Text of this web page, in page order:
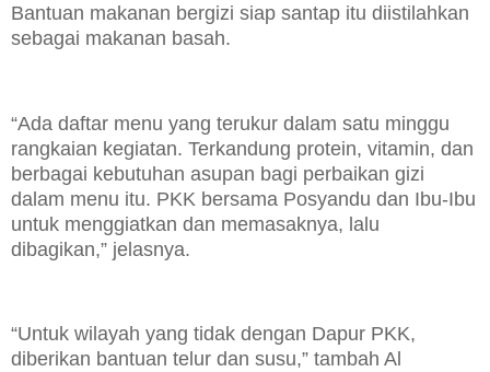
Bantuan makanan bergizi siap santap itu diistilahkan
sebagai makanan basah.
“Ada daftar menu yang terukur dalam satu minggu
rangkaian kegiatan. Terkandung protein, vitamin, dan
berbagai kebutuhan asupan bagi perbaikan gizi
dalam menu itu. PKK bersama Posyandu dan Ibu-Ibu
untuk menggiatkan dan memasaknya, lalu
dibagikan,” jelasnya.
“Untuk wilayah yang tidak dengan Dapur PKK,
diberikan bantuan telur dan susu,” tambah Al